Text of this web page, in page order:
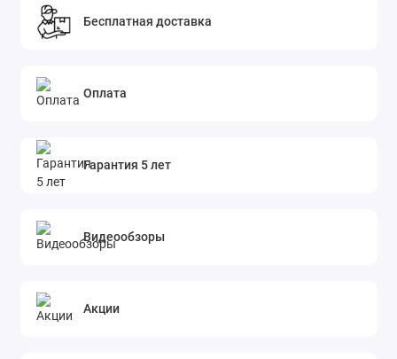
Бесплатная доставка
Оплата
Гарантия 5 лет
Видеообзоры
Акции